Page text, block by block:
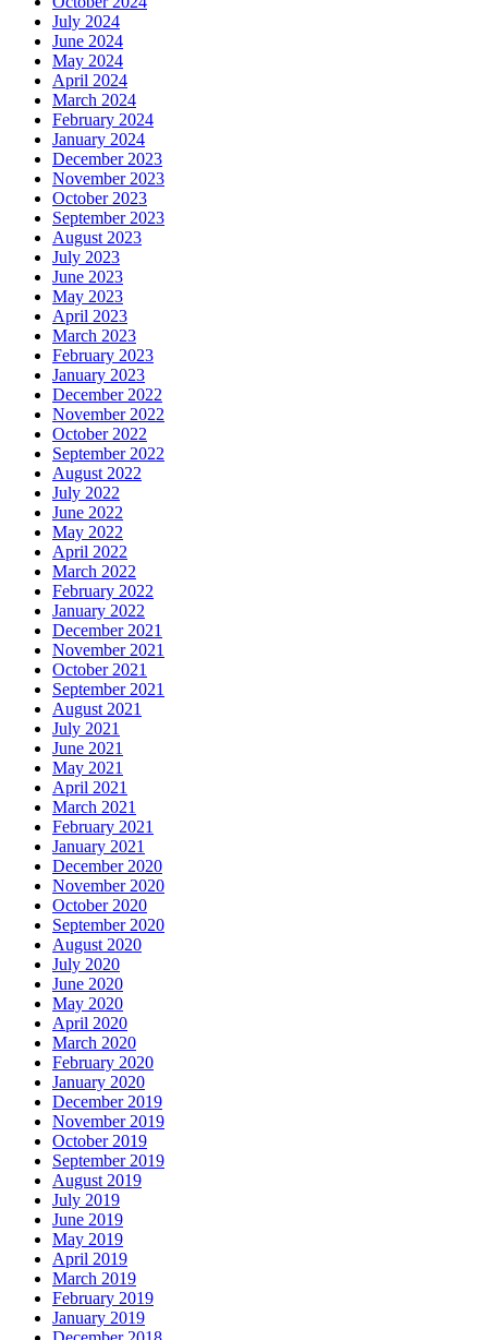
July 2024
June 2024
May 2024
April 2024
March 2024
February 2024
January 2024
December 2023
November 2023
October 2023
September 2023
August 2023
July 2023
June 2023
May 2023
April 2023
March 2023
February 2023
January 2023
December 2022
November 2022
October 2022
September 2022
August 2022
July 2022
June 2022
May 2022
April 2022
March 2022
February 2022
January 2022
December 2021
November 2021
October 2021
September 2021
August 2021
July 2021
June 2021
May 2021
April 2021
March 2021
February 2021
January 2021
December 2020
November 2020
October 2020
September 2020
August 2020
July 2020
June 2020
May 2020
April 2020
March 2020
February 2020
January 2020
December 2019
November 2019
October 2019
September 2019
August 2019
July 2019
June 2019
May 2019
April 2019
March 2019
February 2019
January 2019